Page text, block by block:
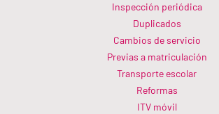
Inspección periódica
Duplicados
Cambios de servicio
Previas a matriculación
Transporte escolar
Reformas
ITV móvil